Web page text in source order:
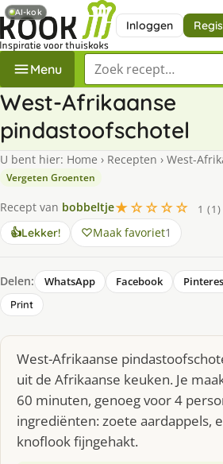
Inloggen
Menu Zoek een recept
West-Afrikaanse
pindastoofschotel
U bent hier: Home › Recepten › West-
Vergeten Groenten
Recept van bobbeltje★☆☆☆☆
1 (1)
👍Lekker! Maak favoriet1
Delen: WhatsApp Facebook
Print
West-Afrikaanse
uit de Afrikaanse keuken. Je
60 minuten, genoeg voor 4
ingrediënten: zoete aardappels,
knoflook fijngehakt.
AI-kok